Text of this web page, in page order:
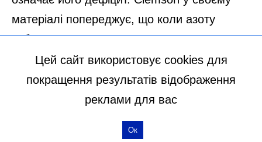
Цей сайт використовує cookies для
покращення результатів відображення
реклами для вас
Ок